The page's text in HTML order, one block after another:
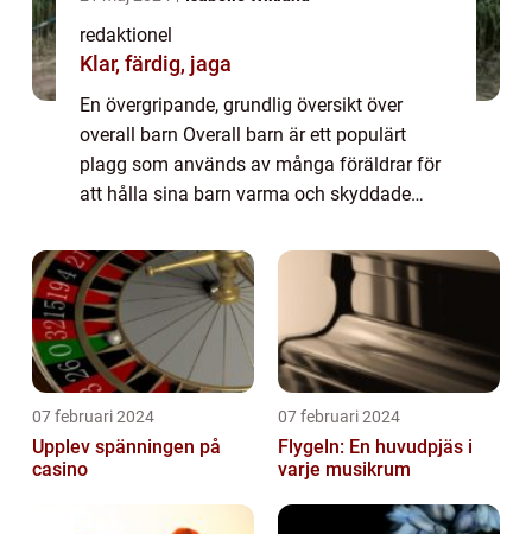
redaktionel
Klar, färdig, jaga
En övergripande, grundlig översikt över
overall barn Overall barn är ett populärt
plagg som används av många föräldrar för
att hålla sina barn varma och skyddade
kommer att ge en omfattande presentation
av...
07 februari 2024
Upplev spänningen på
casino
07 februari 2024
Flygeln: En huvudpjäs i
varje musikrum